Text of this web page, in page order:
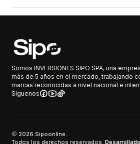
Somos INVERSIONES SIPO SPA, una
más de 5 años en el mercado, trabajando
marcas reconocidas a nivel nacional e
Síguenos
2026 Sipoonline.
Todos los derechos reservados.